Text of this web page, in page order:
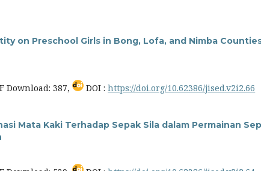
on Preschool Girls in Bong, Lofa, and Nimba
Download: 387, DOI :https://doi.org/10.62386/jised.v2i2.66
Mata Kaki Terhadap Sepak Sila dalam Permainan